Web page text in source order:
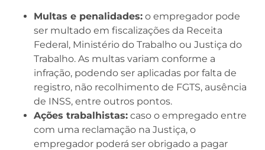
Multas e penalidades: o empregador pode
ser multado em fiscalizações da Receita
Federal, Ministério do Trabalho ou Justiça do
Trabalho. As multas variam conforme a
infração, podendo ser aplicadas por falta de
registro, não recolhimento de FGTS, ausência
de INSS, entre outros pontos.
Ações trabalhistas: caso o empregado entre
com uma reclamação na Justiça, o
empregador poderá ser obrigado a pagar